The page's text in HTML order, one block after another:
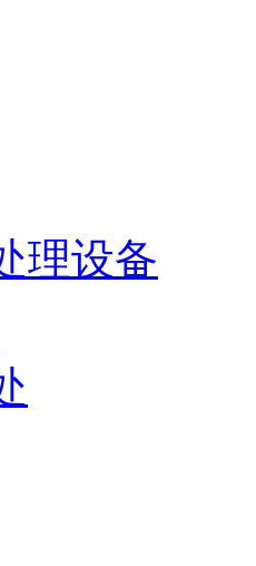
理设备